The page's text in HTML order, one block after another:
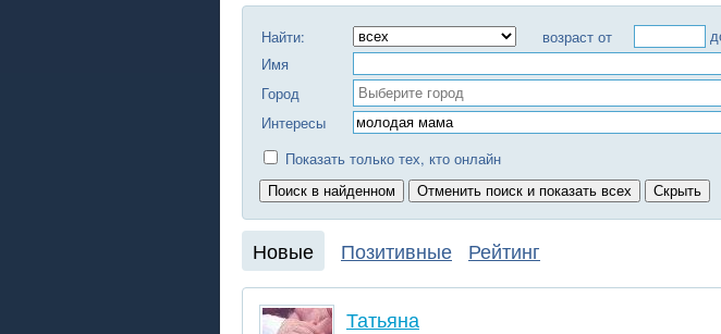
Найти: возраст от
Имя
Город
Интересы
Показать только тех, кто онлайн
Новые Позитивные Рейтинг
Татьяна